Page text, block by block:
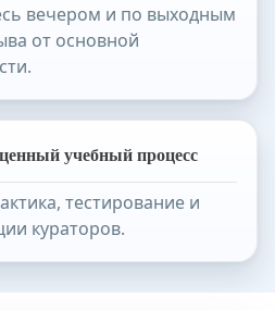
вечером и по выходным
от основной
учебный процесс
тестирование и
кураторов.